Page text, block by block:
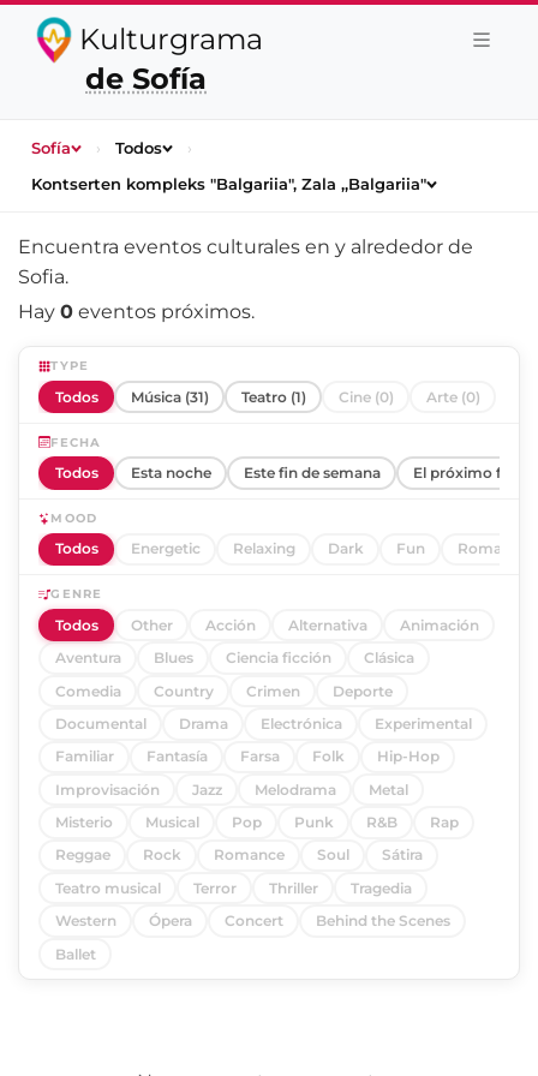
Kulturgrama
de Sofía
Sofía › Todos
›
Kontserten kompleks "Balgariia", Zala ,,Balgariia"
Encuentra eventos culturales en y alrededor de
Sofia.
Hay 0 eventos próximos.
TYPE
Todos Música (31) Teatro (1) Cine (0) Arte (0)
FECHA
Todos Esta noche Este fin de semana El próximo fin
MOOD
Todos Energetic Relaxing Dark Fun Romantic
GENRE
Todos Other Acción Alternativa
Animación
Aventura
Blues Ciencia ficción
Clásica
Comedia
Country Crimen
Deporte
Documental
Drama Electrónica
Experimental
Familiar
Fantasía Farsa Folk
Hip-Hop
Improvisación
Jazz Melodrama
Metal
Misterio
Musical Pop Punk R&B
Rap
Reggae
Rock Romance Soul
Sátira
Teatro musical
Terror Thriller
Tragedia
Western
Ópera Concert
Behind the Scenes
Ballet